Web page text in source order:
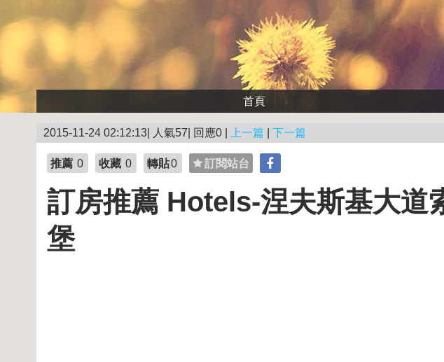
首頁
2015-11-24 02:12:13| 人氣57| 回應0 | 上一篇 下一篇
推薦 0 收藏 0 轉貼0 訂閱站台
訂房推薦 Hotels-涅夫斯基大道
堡